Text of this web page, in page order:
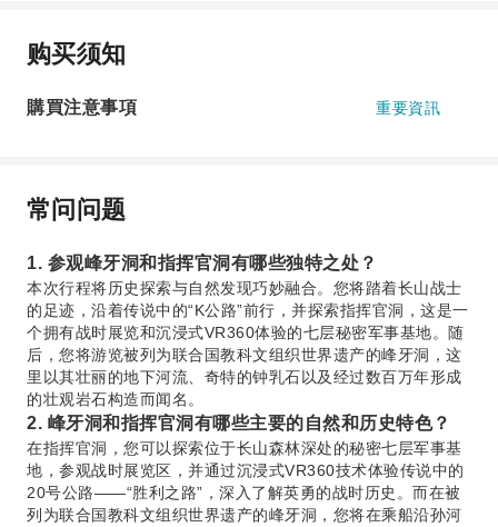
购买须知
購買注意事項 重要資訊
常问问题
1. 参观峰牙洞和指挥官洞有哪些独特之处？
本次行程将历史探索与自然发现巧妙融合。您将踏着长山战士
的足迹，沿着传说中的“K公路”前行，并探索指挥官洞，这是一
个拥有战时展览和沉浸式VR360体验的七层秘密军事基地。随
后，您将游览被列为联合国教科文组织世界遗产的峰牙洞，这
里以其壮丽的地下河流、奇特的钟乳石以及经过数百万年形成
的壮观岩石构造而闻名。
2. 峰牙洞和指挥官洞有哪些主要的自然和历史特色？
在指挥官洞，您可以探索位于长山森林深处的秘密七层军事基
地，参观战时展览区，并通过沉浸式VR360技术体验传说中的
20号公路——“胜利之路”，深入了解英勇的战时历史。而在被
列为联合国教科文组织世界遗产的峰牙洞，您将在乘船沿孙河